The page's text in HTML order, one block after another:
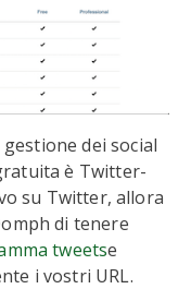
dei social
è Twitter-
su Twitter, allora
di tenere
tweetse
i vostri URL.